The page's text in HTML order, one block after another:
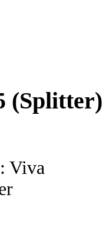
(Splitter)